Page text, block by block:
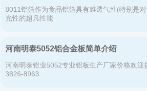
8011铝箔作为食品铝箔具有难透气性(特别是
光性的超凡性能
河南明泰5052铝合金板简单介绍
河南明泰铝业5052专业铝板生产厂家价格欢迎
3826-8963